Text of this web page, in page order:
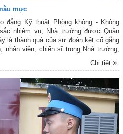
mực
đẳng Kỹ thuật Phòng không - Không
nhiệm vụ, Nhà trường được Quân
là thành quả của sự đoàn kết cố gắng
nhân viên, chiến sĩ trong Nhà trường;
Chi tiết